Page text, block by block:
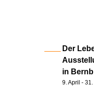
Der
in
9. April -